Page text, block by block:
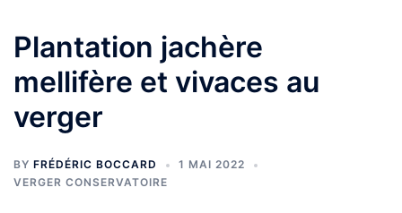
Plantation jachère
mellifère et vivaces au
verger
BY FRÉDÉRIC BOCCARD
1 MAI 2022
VERGER CONSERVATOIRE